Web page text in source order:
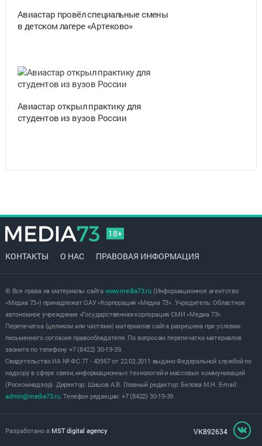
Авиастар провёл специальные смены
в детском лагере «Артеково»
Авиастар открыл практику для
студентов из вузов России
18+
КОНТАКТЫ О НАС ПРАВОВАЯ ИНФОРМАЦИЯ
© Все права на материалы сайта www.media73.ru(Информационное агентство
«Медиа 73») принадлежат ОАУ «Корпорация «Медиа 73». Учредитель: Областное
автономное учреждение «Государственная корпорация СМИ «Медиа 73».
Перепечатка (целиком или частями) материалов сайта разрешена при условии
письменного согласия правообладателя. По вопросам перепечатки материалов
звоните по телефону +7 (8422) 30-19-39.
Свидетельство ИА № ФС 77 - 43957 от 22.02.2011 выдано Федеральной службой по
надзору в сфере связи, информационных технологий и массовых коммуникаций
(Роскомнадзор). Директор: Шишов А.В. Главный редактор: Белова М.Н. E-mail:
admin@media73.ru. Телефон редакции: +7 (8422) 30-19-39.
Разработано в MST digital agency VK892634